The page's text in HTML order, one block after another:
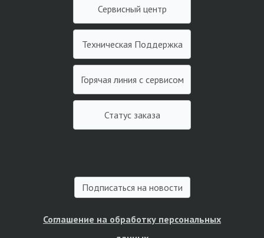
Сервисный центр
Техническая Поддержка
Горячая линия с сервисом
Статус заказа
Подписаться на новости
Соглашение на обработку персональных